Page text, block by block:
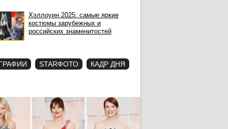
Хэллоуин 2025: самые яркие
костюмы зарубежных и
российских знаменитостей
STARФОТО КАДР ДНЯ